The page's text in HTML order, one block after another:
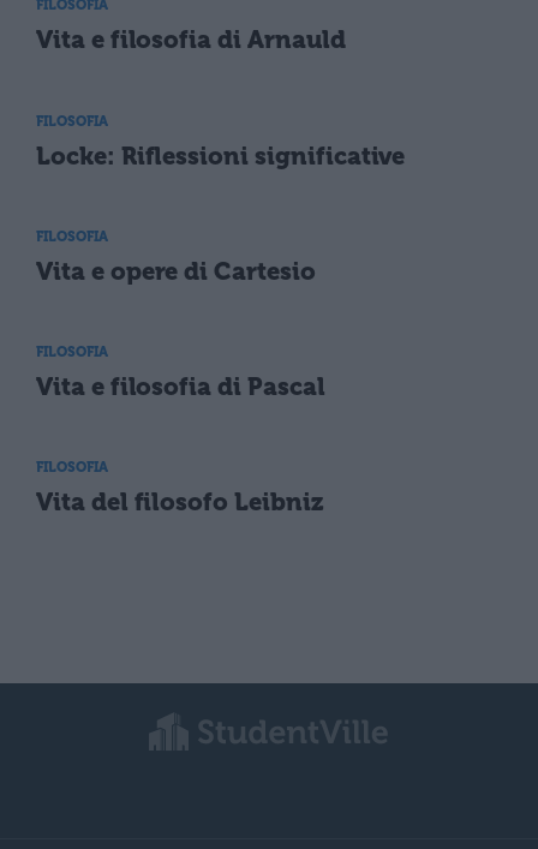
FILOSOFIA
Vita e filosofia di Arnauld
FILOSOFIA
Locke: Riflessioni significative
FILOSOFIA
Vita e opere di Cartesio
FILOSOFIA
Vita e filosofia di Pascal
FILOSOFIA
Vita del filosofo Leibniz